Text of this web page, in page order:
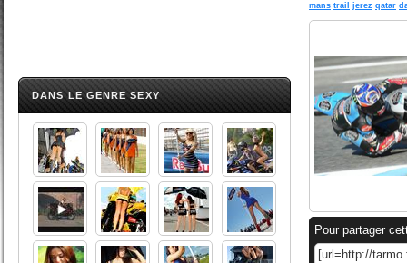
DANS LE GENRE SEXY
mans trail jerez qatar
Pour partager